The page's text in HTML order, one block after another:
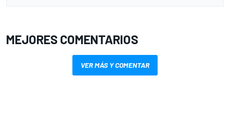
MEJORES COMENTARIOS
VER MÁS Y COMENTAR